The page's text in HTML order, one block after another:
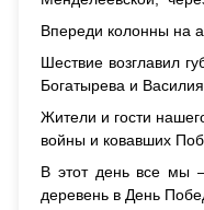
Впереди колонны на
Шествие возглавил
Богатырева и
Жители и гости
войны и ковавших
В этот день все мы
деревень в День